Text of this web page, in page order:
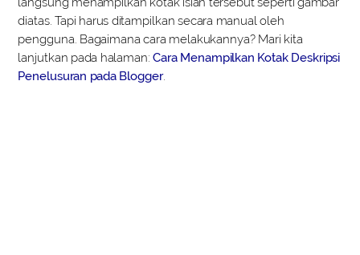
diatas. Tapi harus ditampilkan secara manual oleh
pengguna. Bagaimana cara melakukannya? Mari kita
lanjutkan pada halaman:Cara Menampilkan Kotak Deskripsi
Penelusuran pada Blogger.